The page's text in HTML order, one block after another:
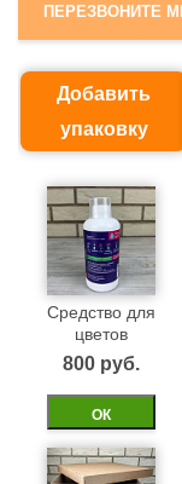
ПЕРЕЗВОНИТЕ
Добавить
упаковку
Средство для
цветов
800 pуб.
ОК